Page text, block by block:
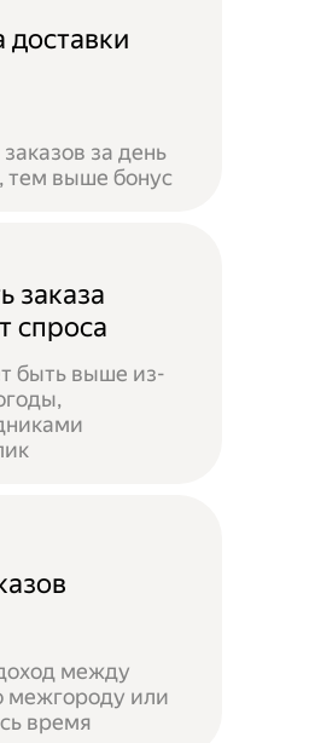
доставки
за день
тем выше бонус
заказа
спроса
быть выше из-
между
межгороду или
время